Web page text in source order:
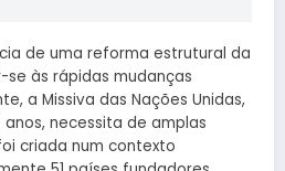
de uma reforma estrutural da
às rápidas mudanças
a Missiva das Nações Unidas,
necessita de amplas
criada num contexto